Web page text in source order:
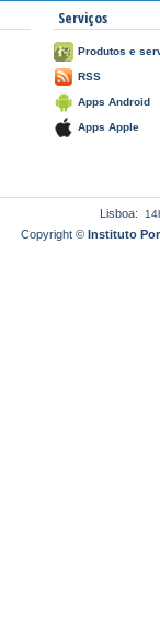
Serviços
Produtos e
RSS
Apps Android
Apps Apple
Lisboa:
Copyright ©Instituto